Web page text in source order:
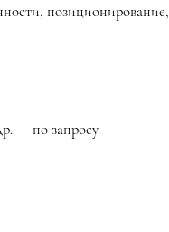
позиционирование,
— по запросу